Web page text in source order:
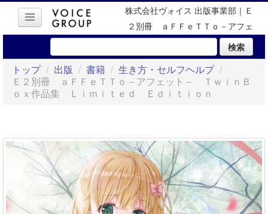
株式会社ヴォイス 出版事業部｜Ｅ
２別冊 ａＦＦｅＴＴｏ－アフェ
ット－ ＴｗｉｎＢｏｘ作品集
Ｌｉｍｉｔｅｄ Ｅｄｉｔｉｏｎ
検索
トップ / 出版 / 書籍 / 生き方・セルフヘルプ /
Ｅ２別冊 ａＦＦｅＴＴｏ－アフェット－ ＴｗｉｎＢ
ｏｘ作品集 Ｌｉｍｉｔｅｄ Ｅｄｉｔｉｏｎ